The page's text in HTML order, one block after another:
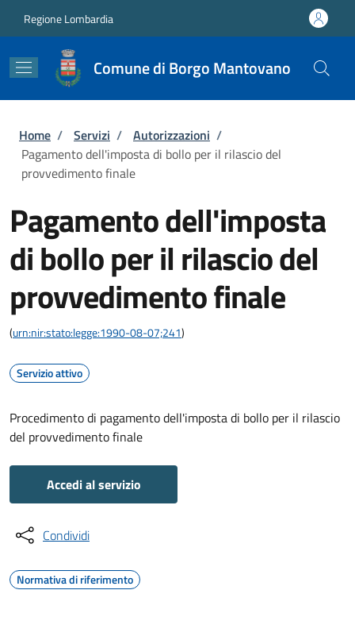
Regione Lombardia
Comune di Borgo Mantovano
Briciole di pane
Home / Servizi / Autorizzazioni /
Pagamento dell'imposta di bollo per il rilascio del
provvedimento finale
Pagamento dell'imposta
di bollo per il rilascio del
provvedimento finale
(urn:nir:stato:legge:1990-08-07;241)
Servizio attivo
Procedimento di pagamento dell'imposta di bollo per il rilascio
del provvedimento finale
Accedi al servizio
Condividi
Normativa di riferimento